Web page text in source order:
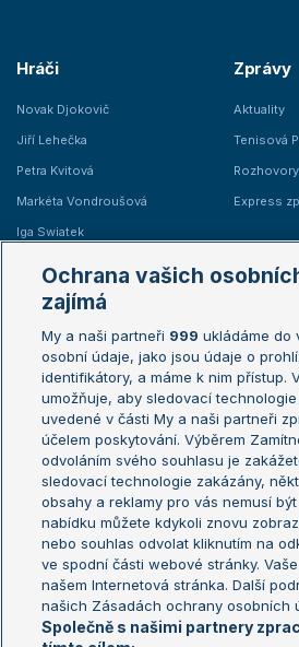
Hráči
Novak Djokovič
Jiří Lehečka
Petra Kvitová
Markéta Vondroušová
Iga Swiatek
Zprávy
Aktuality
Tenisová
Rozhovory
Express
Žebříčky
Žebříček ATP (muži)
Žebříček WTA (ženy)
Sázkařský žebříček
Australian
French
Wimbledon
US Open
Turnaj
Turnaj
Aktualní trendy
Fotbalové přestupy
Livesport Daily
LS Prague Open
Ochrana vašich
zajímá
My a naši partneři 999 ukládáme do
osobní údaje, jako jsou údaje o
identifikátory, a máme k nim přístup.
umožňuje, aby sledovací
uvedené v části My a naši partneři
účelem poskytování. Výběrem
odvoláním svého souhlasu je
sledovací technologie zakázány,
obsahy a reklamy pro vás nemusí
nabídku můžete kdykoli znovu
nebo souhlas odvolat kliknutím na
ve spodní části webové stránky.
našem Internetová stránka. Další
našich Zásadách ochrany osobních
Společně s našimi partnery